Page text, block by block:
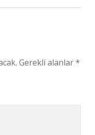
Gerekli alanlar*